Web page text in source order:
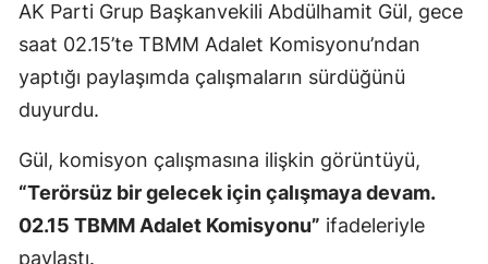
AK Parti Grup Başkanvekili Abdülhamit Gül, gece
saat 02.15’te TBMM Adalet Komisyonu’ndan
yaptığı paylaşımda çalışmaların sürdüğünü
duyurdu.
Gül, komisyon çalışmasına ilişkin görüntüyü,
“Terörsüz bir gelecek için çalışmaya devam.
02.15 TBMM Adalet Komisyonu” ifadeleriyle
paylaştı.